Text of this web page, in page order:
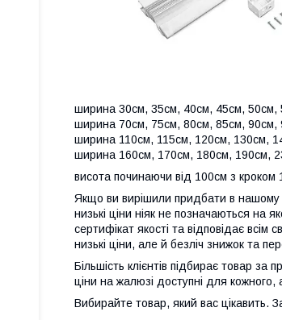
ширина 30см, 35см, 40см, 45см, 50см,
ширина 70см, 75см, 80см, 85см, 90см,
ширина 110см, 115см, 120см, 130см,
ширина 160см, 170см, 180см, 190см,
висота починаючи від 100см з кроком
Якщо ви вирішили придбати в
низькі ціни ніяк не позначаються на
сертифікат якості та відповідає
низькі ціни, але й безліч знижок та
Більшість клієнтів підбирає товар
ціни на жалюзі доступні для кожного,
Вибирайте товар, який вас цікавить.